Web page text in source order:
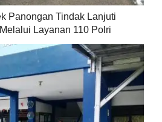
Panongan Tindak Lanjuti
Layanan 110 Polri